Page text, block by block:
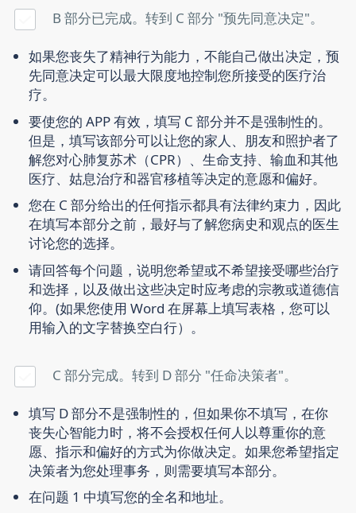
B 部分已完成。转到 C 部分 "预先同意决定"。
如果您丧失了精神行为能力，不能自己做出决定，预
先同意决定可以最大限度地控制您所接受的医疗治
疗。
要使您的 APP 有效，填写 C 部分并不是强制性的。
但是，填写该部分可以让您的家人、朋友和照护者了
解您对心肺复苏术（CPR）、生命支持、输血和其他
医疗、姑息治疗和器官移植等决定的意愿和偏好。
您在 C 部分给出的任何指示都具有法律约束力，因此
在填写本部分之前，最好与了解您病史和观点的医生
讨论您的选择。
请回答每个问题，说明您希望或不希望接受哪些治疗
和选择，以及做出这些决定时应考虑的宗教或道德信
仰。(如果您使用 Word 在屏幕上填写表格，您可以
用输入的文字替换空白行）。
C 部分完成。转到 D 部分 "任命决策者"。
填写 D 部分不是强制性的，但如果你不填写，在你
丧失心智能力时，将不会授权任何人以尊重你的意
愿、指示和偏好的方式为你做决定。如果您希望指定
决策者为您处理事务，则需要填写本部分。
在问题 1 中填写您的全名和地址。